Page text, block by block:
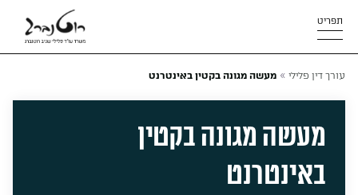
תפריט
עורך דין פלילי » מעשה מגונה בקטין באינטרנט
מעשה מגונה בקטין
באינטרנט